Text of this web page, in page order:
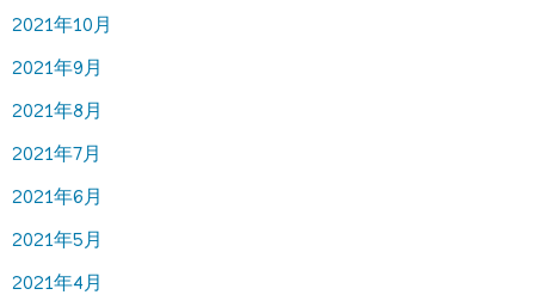
2021年10月
2021年9月
2021年8月
2021年7月
2021年6月
2021年5月
2021年4月